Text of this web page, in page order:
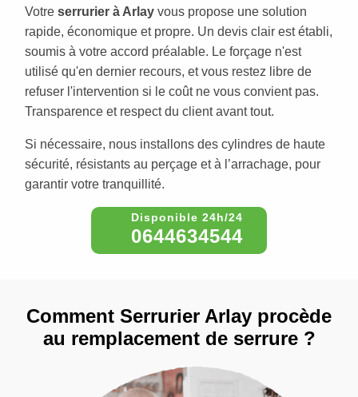
Votre serrurier à Arlay vous propose une solution
rapide, économique et propre. Un devis clair est établi,
soumis à votre accord préalable. Le forçage n'est
utilisé qu'en dernier recours, et vous restez libre de
refuser l'intervention si le coût ne vous convient pas.
Transparence et respect du client avant tout.
Si nécessaire, nous installons des cylindres de haute
sécurité, résistants au perçage et à l’arrachage, pour
garantir votre tranquillité.
0644634544
Comment Serrurier Arlay procède
au remplacement de serrure ?